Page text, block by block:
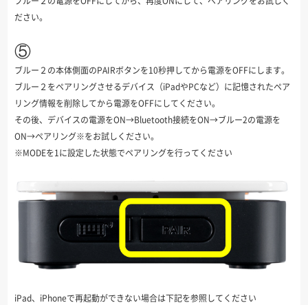
ださい。
⑤
ブルー２の本体側面のPAIRボタンを10秒押してから電源をOFFにします。
ブルー２をペアリングさせるデバイス（iPadやPCなど）に記憶されたペア
リング情報を削除してから電源をOFFにしてください。
その後、デバイスの電源をON→Bluetooth接続をON→ブルー2の電源を
ON→ペアリング※をお試しください。
※MODEを1に設定した状態でペアリングを行ってください
iPad、iPhoneで再起動ができない場合は下記を参照してください